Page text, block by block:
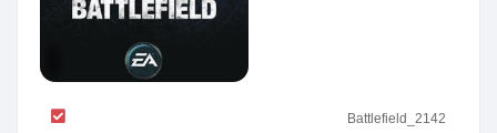
Battlefield_2142